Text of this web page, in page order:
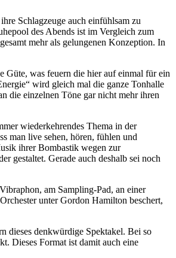
Schlagzeuge auch einfühlsam zu
des Abends ist im Vergleich zum
mehr als gelungenen Konzeption. In
Güte, was feuern die hier auf einmal für ein
wird gleich mal die ganze Tonhalle
die einzelnen Töne gar nicht mehr ihren
wiederkehrendes Thema in der
man live sehen, hören, fühlen und
ihrer Bombastik wegen zur
gestaltet. Gerade auch deshalb sei noch
am Sampling-Pad, an einer
unter Gordon Hamilton beschert,
dieses denkwürdige Spektakel. Bei so
Dieses Format ist damit auch eine